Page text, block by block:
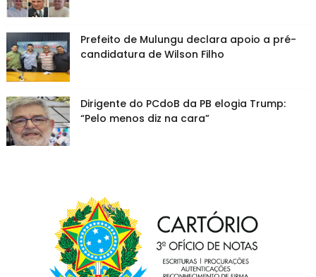
Prefeito de Mulungu declara apoio a pré-
candidatura de Wilson Filho
Dirigente do PCdoB da PB elogia Trump:
“Pelo menos diz na cara”